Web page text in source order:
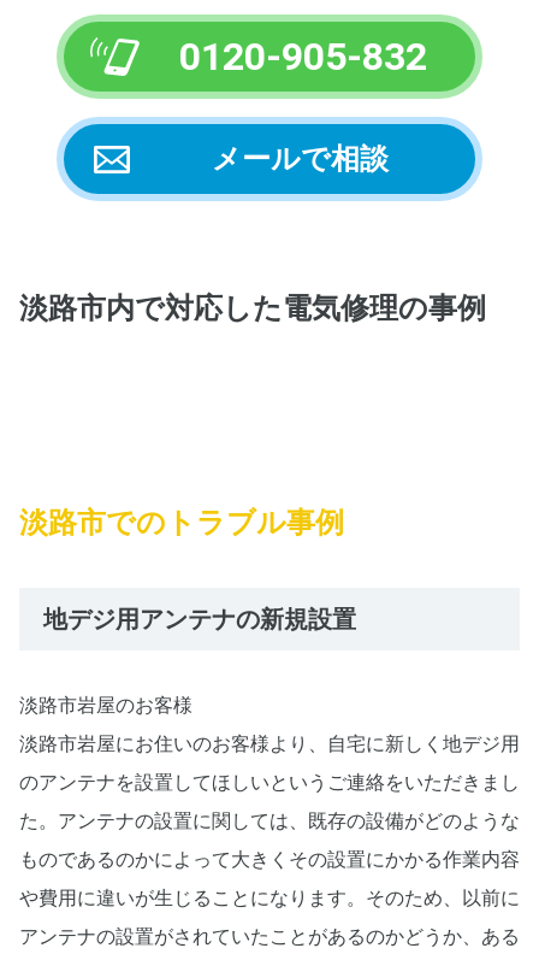
0120-905-832
メールで相談
淡路市内で対応した電気修理の事例
淡路市でのトラブル事例
地デジ用アンテナの新規設置
淡路市岩屋のお客様
淡路市岩屋にお住いのお客様より、自宅に新しく地デジ用
のアンテナを設置してほしいというご連絡をいただきまし
た。アンテナの設置に関しては、既存の設備がどのような
ものであるのかによって大きくその設置にかかる作業内容
や費用に違いが生じることになります。そのため、以前に
アンテナの設置がされていたことがあるのかどうか、ある